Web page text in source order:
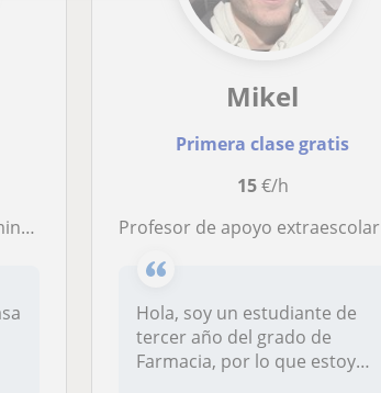
enseñar
Mikel
Primera clase gratis
15€/h
Profesor de apoyo extraescolar en Vitoria
Hola, soy un estudiante de
tercer año del grado de
Farmacia, por lo que estoy